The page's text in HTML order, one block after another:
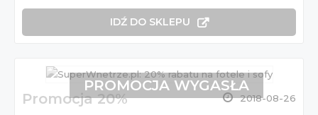
IDŹ DO SKLEPU
Promocja 20% 2018-08-26
PROMOCJA WYGASŁA